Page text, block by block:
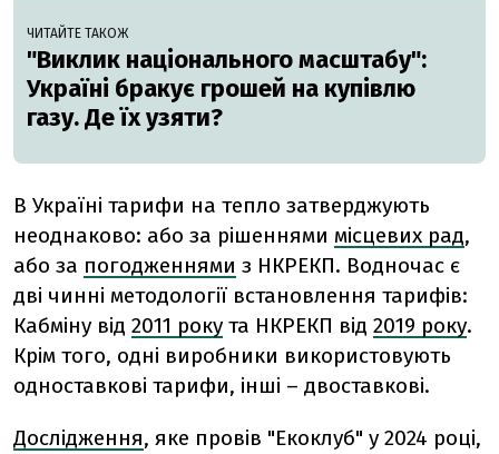
ЧИТАЙТЕ ТАКОЖ
"Виклик національного масштабу":
Україні бракує грошей на купівлю
газу. Де їх узяти?
В Україні тарифи на тепло затверджують
неоднаково: або за рішеннями місцевих рад,
або за погодженнями з НКРЕКП. Водночас є
дві чинні методології встановлення тарифів:
Кабміну від 2011 року та НКРЕКП від 2019 року.
Крім того, одні виробники використовують
одноставкові тарифи, інші – двоставкові.
Дослідження, яке провів "Екоклуб" у 2024 році,